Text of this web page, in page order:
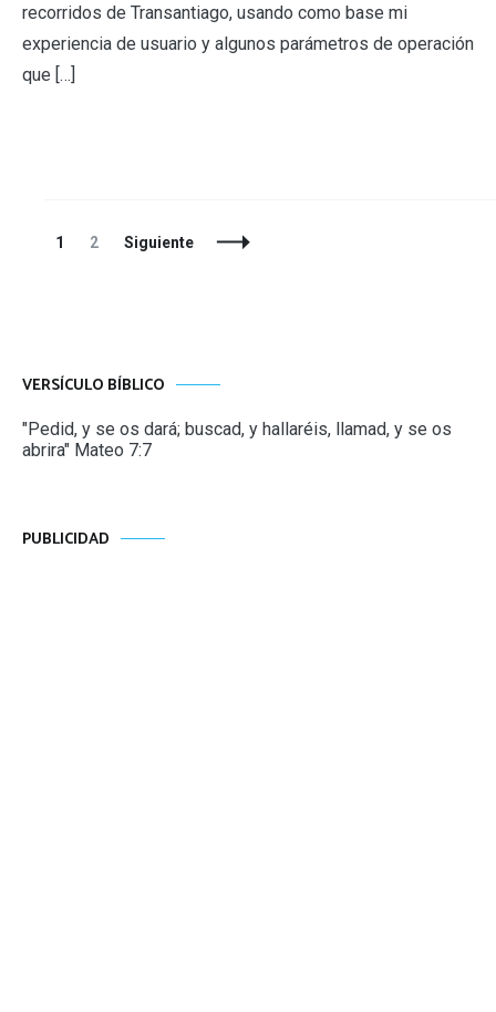
recorridos de Transantiago, usando como base mi
experiencia de usuario y algunos parámetros de operación
que […]
Navegación
Página
1 Página
2 Siguiente
VERSÍCULO BÍBLICO
"Pedid, y se os dará; buscad, y hallaréis, llamad, y se os
abrira" Mateo 7:7
PUBLICIDAD